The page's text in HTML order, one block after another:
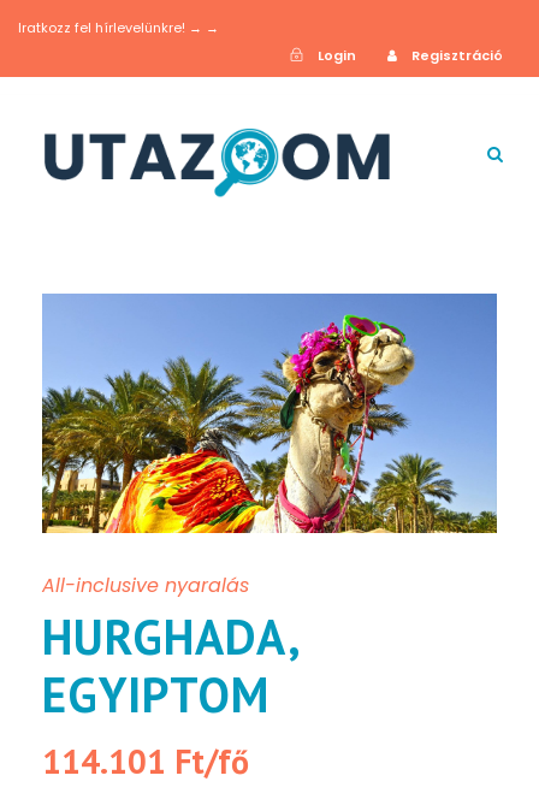
Iratkozz fel hírlevelünkre! → →
Login
Regisztráció
All-inclusive nyaralás
HURGHADA,
EGYIPTOM
114.101 Ft/fő